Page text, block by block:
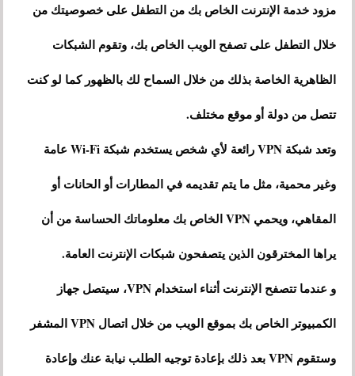
مزود خدمة الإنترنت الخاص بك من التطفل على خصوصيتك من
خلال التطفل على تصفح الويب الخاص بك، وتقوم الشبكات
الظاهرية الخاصة بذلك من خلال السماح لك بالظهور كما لو كنت
تتصل من دولة أو موقع مختلف.
وتعد شبكة VPN رائعة لأي شخص يستخدم شبكة Wi-Fi عامة
وغير محمية، مثل ما يتم تقديمه في المطارات أو الحانات أو
المقاهي، ويحمي VPN الخاص بك معلوماتك الحساسة من أن
يراها المخترقون الذين يتصفحون شبكات الإنترنت العامة.
و عندما تتصفح الإنترنت أثناء استخدام VPN، سيتصل جهاز
الكمبيوتر الخاص بك بموقع الويب من خلال اتصال VPN المشفر
وستقوم VPN بعد ذلك بإعادة توجيه الطلب نيابة عنك وإعادة